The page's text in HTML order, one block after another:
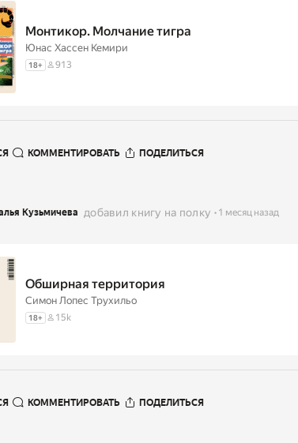
Монтикор. Молчание тигра
Юнас Хассен Кемири
18+ 913
КОММЕНТИРОВАТЬ ПОДЕЛИТЬСЯ
Кузьмичева добавил книгу на полку 1 месяц назад
Обширная территория
Симон Лопес Трухильо
18+ 15k
КОММЕНТИРОВАТЬ ПОДЕЛИТЬСЯ